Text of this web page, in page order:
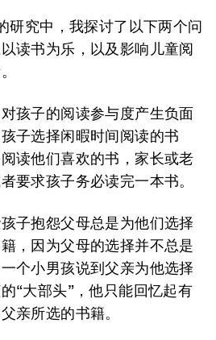
研究中，我探讨了以下两个问
读书为乐，以及影响儿童阅
孩子的阅读参与度产生负面
子选择闲暇时间阅读的书
读他们喜欢的书，家长或老
要求孩子务必读完一本书。
子抱怨父母总是为他们选择
，因为父母的选择并不总是
个小男孩说到父亲为他选择
“大部头”，他只能回忆起有
亲所选的书籍。